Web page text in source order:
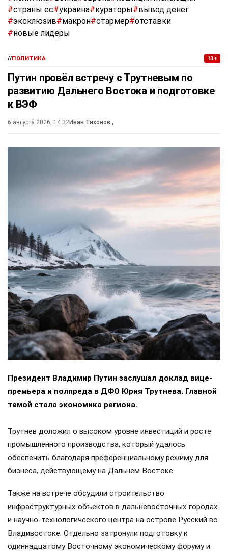
#страны ес#украина#кураторы#вывод денег
#эксклюзив#макрон#стармер#отставки
#новые лидеры
//ПОЛИТИКА 13+
Путин провёл встречу с Трутневым по
развитию Дальнего Востока и подготовке
к ВЭФ
6 августа 2026, 14:32Иван Тихонов ,
Президент Владимир Путин заслушал доклад вице-
премьера и полпреда в ДФО Юрия Трутнева. Главной
темой стала экономика региона.
Трутнев доложил о высоком уровне инвестиций и росте
промышленного производства, который удалось
обеспечить благодаря преференциальному режиму для
бизнеса, действующему на Дальнем Востоке.
Также на встрече обсудили строительство
инфраструктурных объектов в дальневосточных городах
и научно-технологического центра на острове Русский во
Владивостоке. Отдельно затронули подготовку к
одиннадцатому Восточному экономическому форуму и